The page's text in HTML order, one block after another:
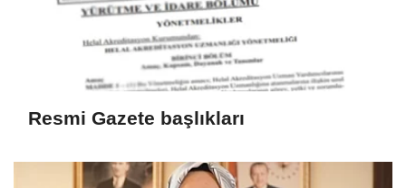
Resmi Gazete başlıkları